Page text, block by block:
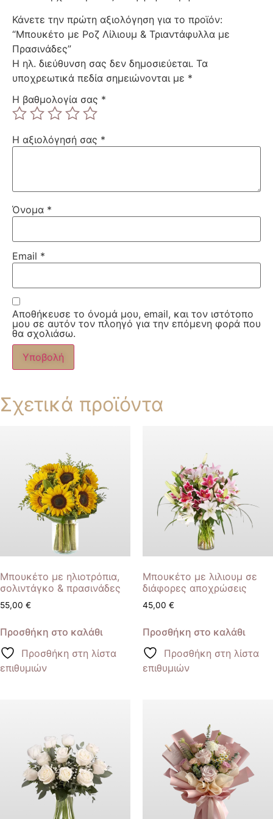
Κάνετε την πρώτη αξιολόγηση για το προϊόν:
“Μπουκέτο με Ροζ Λίλιουμ & Τριαντάφυλλα με
Πρασινάδες”
Η ηλ. διεύθυνση σας δεν δημοσιεύεται. Τα
υποχρεωτικά πεδία σημειώνονται με *
Η βαθμολογία σας *
Η αξιολόγησή σας *
Όνομα *
Email *
Αποθήκευσε το όνομά μου, email, και τον ιστότοπο
μου σε αυτόν τον πλοηγό για την επόμενη φορά που
θα σχολιάσω.
Σχετικά προϊόντα
Μπουκέτο με ηλιοτρόπια,
σολιντάγκο & πρασινάδες
55,00 €
Προσθήκη στο καλάθι
Προσθήκη στη λίστα
επιθυμιών
Μπουκέτο με λιλιουμ σε
διάφορες αποχρώσεις
45,00 €
Προσθήκη στο καλάθι
Προσθήκη στη λίστα
επιθυμιών